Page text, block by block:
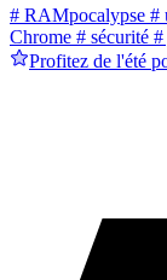
# RAMpocalypse #
Chrome # sécurité #
Profitez de l'été